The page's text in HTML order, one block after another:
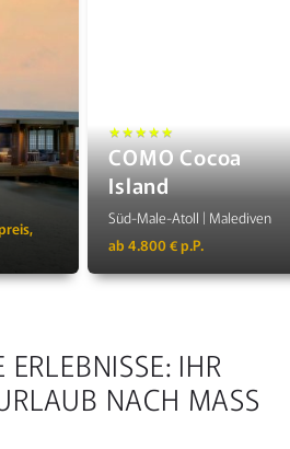
★★★★★
COMO Cocoa
Island
Süd-Male-Atoll | Malediven
ab 4.800 € p.P.
ERLEBNISSE: IHR
NACH MASS